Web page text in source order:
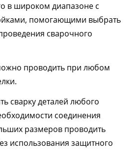
в широком диапазоне с
помогающими выбрать
сварочного
проводить при любом
сварку деталей любого
соединения
размеров проводить
использования защитного